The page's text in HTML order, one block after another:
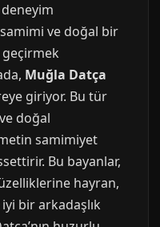
ve doğal bir
Muğla Datça
giriyor. Bu tür
doğal
samimiyet
Bu bayanlar,
hayran,
bir arkadaşlık